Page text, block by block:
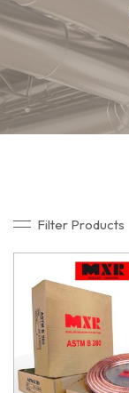
Filter Products